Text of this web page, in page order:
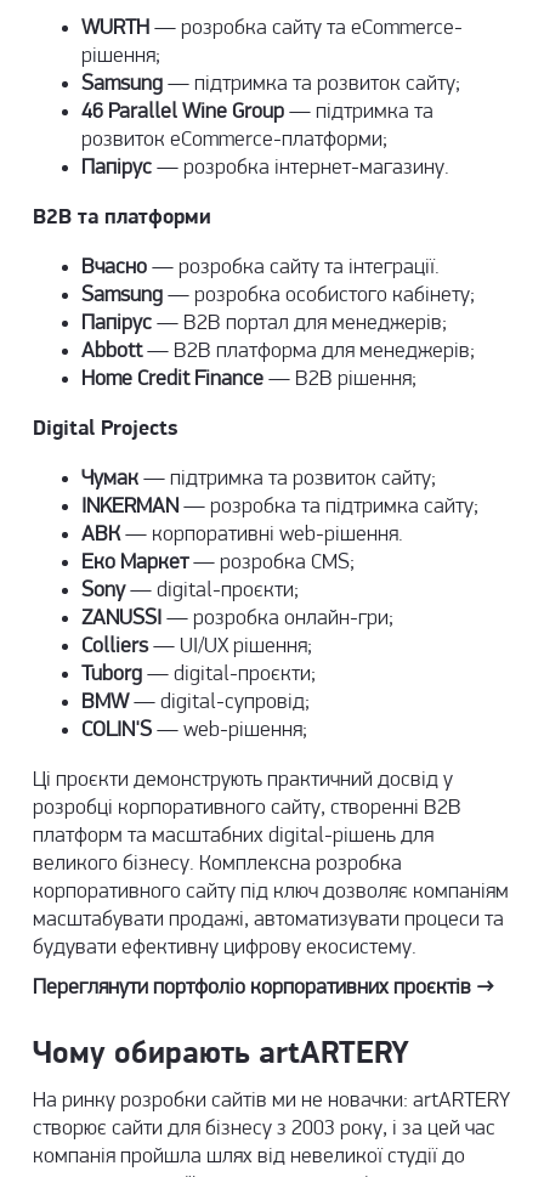
WURTH— розробка сайту та eCommerce-
рішення;
Samsung— підтримка та розвиток сайту;
46 Parallel Wine Group— підтримка та
розвиток eCommerce-платформи;
Папірус— розробка інтернет-магазину.
B2B та платформи
Вчасно— розробка сайту та інтеграції.
Samsung— розробка особистого кабінету;
Папірус— B2B портал для менеджерів;
Abbott— B2B платформа для менеджерів;
Home Credit Finance— B2B рішення;
Digital Projects
Чумак— підтримка та розвиток сайту;
INKERMAN— розробка та підтримка сайту;
АВК— корпоративні web-рішення.
Еко Маркет— розробка CMS;
Sony— digital-проєкти;
ZANUSSI— розробка онлайн-гри;
Colliers— UI/UX рішення;
Tuborg— digital-проєкти;
BMW— digital-супровід;
COLIN'S— web-рішення;
Ці проєкти демонструють практичний досвід у
розробці корпоративного сайту, створенні B2B
платформ та масштабних digital-рішень для
великого бізнесу. Комплексна розробка
корпоративного сайту під ключ дозволяє компаніям
масштабувати продажі, автоматизувати процеси та
будувати ефективну цифрову екосистему.
Переглянути портфоліо корпоративних проєктів→
Чому обирають artARTERY
На ринку розробки сайтів ми не новачки: artARTERY
створює сайти для бізнесу з 2003 року, і за цей час
компанія пройшла шлях від невеликої студії до